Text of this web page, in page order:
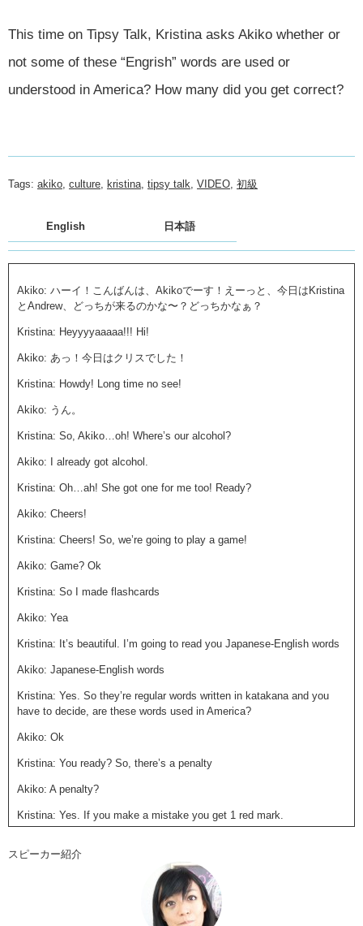
This time on Tipsy Talk, Kristina asks Akiko whether or
not some of these “Engrish” words are used or
understood in America? How many did you get correct?
Tags: akiko, culture, kristina, tipsy talk, VIDEO, 初級
English 日本語
Akiko: ハーイ！こんばんは、Akikoでーす！えーっと、今日はKristina
とAndrew、どっちが来るのかな〜？どっちかなぁ？
Kristina: Heyyyyaaaaa!!! Hi!
Akiko: あっ！今日はクリスでした！
Kristina: Howdy! Long time no see!
Akiko: うん。
Kristina: So, Akiko…oh! Where’s our alcohol?
Akiko: I already got alcohol.
Kristina: Oh…ah! She got one for me too! Ready?
Akiko: Cheers!
Kristina: Cheers! So, we’re going to play a game!
Akiko: Game? Ok
Kristina: So I made flashcards
Akiko: Yea
Kristina: It’s beautiful. I’m going to read you Japanese-English words
Akiko: Japanese-English words
Kristina: Yes. So they’re regular words written in katakana and you
have to decide, are these words used in America?
Akiko: Ok
Kristina: You ready? So, there’s a penalty
Akiko: A penalty?
Kristina: Yes. If you make a mistake you get 1 red mark.
Kristina: And if you get 5 red marks, I put you in a headlock
Akiko: Oh my gosh! Oh my gosh…ok. I’ll do my best
Kristina: Ready? Let’s start. The first word is…ready…it’s…
スピーカー紹介